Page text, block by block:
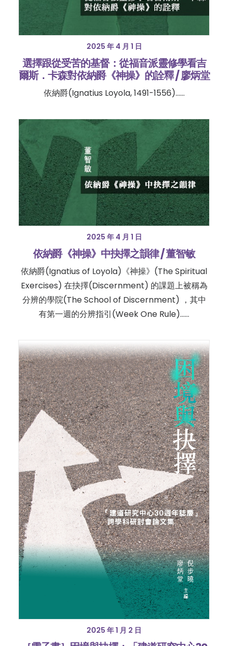
2025 年 4 月 1 日
選擇跟從受苦的基督：從福音派靈修學看吉
爾斯．卡森對依納爵《神操》的詮釋 / 廖炳堂
依納爵(Ignatius Loyola, 1491-1556)……
2025 年 4 月 1 日
依納爵《神操》中抉擇之韻律 / 董智敏
依納爵(Ignatius of Loyola)《神操》(The Spiritual
Exercises) 在抉擇(Discernment) 的課題上被稱為
分辨的學院(The School of Discernment) ，其中
有第一週的分辨指引(Week One Rule)……
2025 年 1 月 2 日